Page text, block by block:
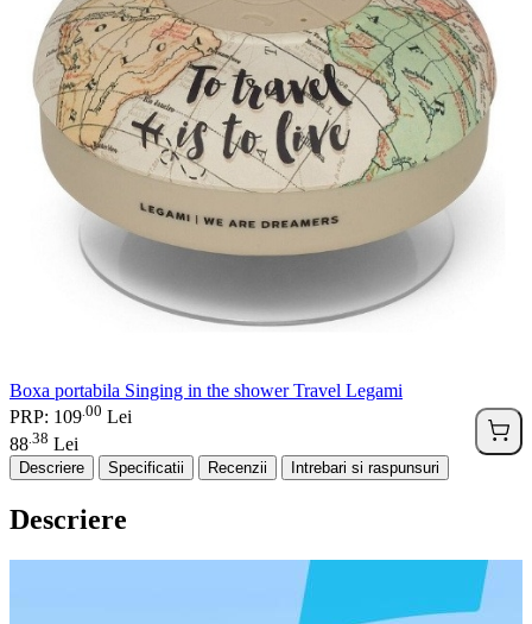
Boxa portabila Singing in the shower Travel Legami
PRP: 109 00 Lei
88 38 Lei
Descriere Specificatii Recenzii Intrebari si raspunsuri
Descriere